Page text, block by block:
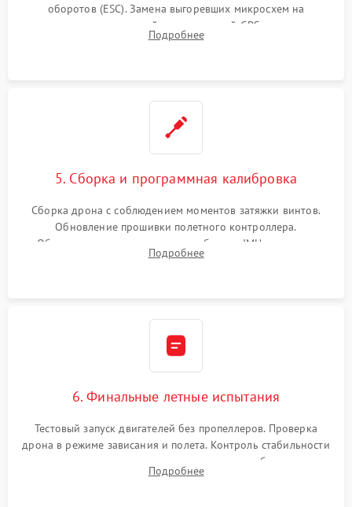
оборотов (ESC). Замена выгоревших микросхем на
материнской плате, модулей GPS
Подробнее
5. Сборка и программная калибровка
Сборка дрона с соблюдением моментов затяжки винтов.
Обновление прошивки полетного контроллера.
Обязательная программная калибровка IMU-сенсоров,
компаса, датчиков позиционирования и горизонта подвеса
Подробнее
6. Финальные летные испытания
Тестовый запуск двигателей без пропеллеров. Проверка
дрона в режиме зависания и полета. Контроль стабильности
удержания точки, качества передачи видео, работы системы
возврата домой (RTH) и дальности радиосвязи.
Подробнее